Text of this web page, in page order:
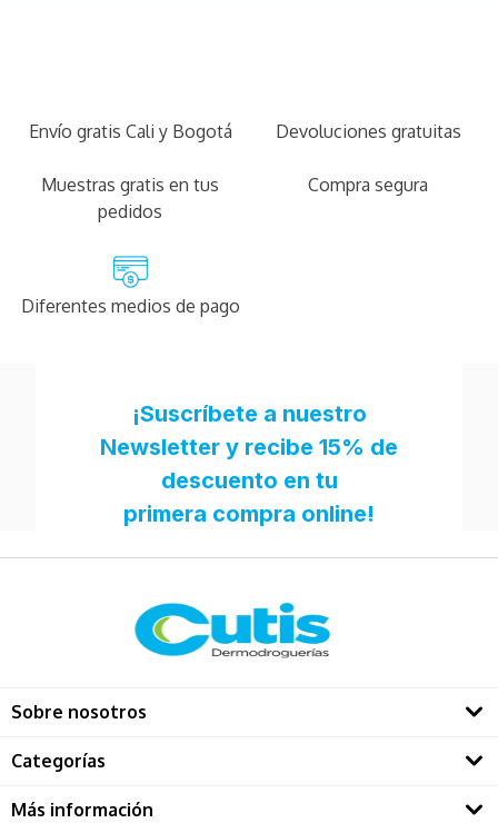
Envío gratis Cali y Bogotá Devoluciones gratuitas
Muestras gratis en tus
pedidos
Compra segura
Diferentes medios de pago
Sobre nosotros
Quienes somos
Categorías
Rostro
Más información